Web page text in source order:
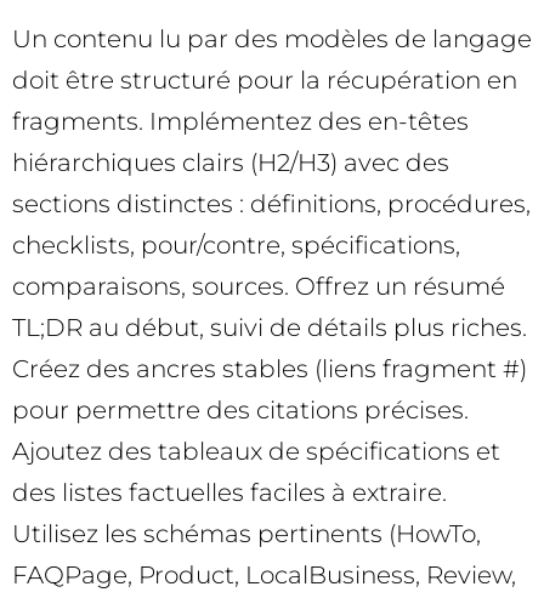
Un contenu lu par des modèles de langage
doit être structuré pour la récupération en
fragments. Implémentez des en-têtes
hiérarchiques clairs (H2/H3) avec des
sections distinctes : définitions, procédures,
checklists, pour/contre, spécifications,
comparaisons, sources. Offrez un résumé
TL;DR au début, suivi de détails plus riches.
Créez des ancres stables (liens fragment #)
pour permettre des citations précises.
Ajoutez des tableaux de spécifications et
des listes factuelles faciles à extraire.
Utilisez les schémas pertinents (HowTo,
FAQPage, Product, LocalBusiness, Review,